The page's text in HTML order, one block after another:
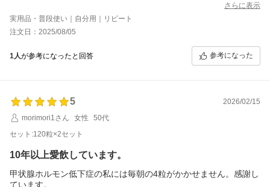
が、お値段がチョッと高くなってからケチって飲む錠数を減らし
たり飲む日数を1日おきに減らしたりしたら見事にコロナになりま
した…ひどい咽頭炎にもなりました…やっぱり紅参は最強に効い
てたんだと実感しケチらずキチンと飲むようにしました。
さらに表示
実用品・普段使い｜自分用｜リピート
注文日：2025/08/05
1人が参考になったと回答 参考になった
5
2026/02/15
morimori1さん
女性
50代
セット:120粒×2セット
10年以上愛飲しています。
甲状腺ホルモン低下症の私には毎朝の4粒がかかせません。感謝し
ています。